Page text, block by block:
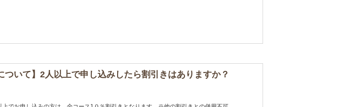
ついて】2人以上で申し込みしたら割引きはありますか？